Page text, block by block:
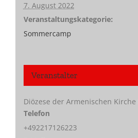
7. August 2022
Veranstaltungskategorie:
Sommercamp
Veranstalter
Diözese der Armenischen
Telefon
+492217126223